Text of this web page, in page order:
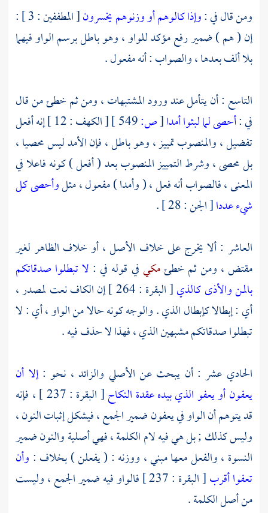
ومن قال في :وإذا كالوهم أو وزنوهم يخسرون
[ المطففين : 3 ] :
إن ( هم ) ضمير رفع مؤكد للواو ، وهو باطل برسم الواو فيهما
بلا ألف بعدها ، والصواب : أنه مفعول .
التاسع : أن يتأمل عند ورود المشتبهات ، ومن ثم خطئ من قال
في :أحصى لما لبثوا أمدا[ص:
[ الكهف : 12 ] إنه أفعل
تفضيل ، والمنصوب تمييز ، وهو باطل ، فإن الأمد ليس محصيا ،
بل محصى ، وشرط التمييز المنصوب بعد ( أفعل ) كونه فاعلا في
المعنى ، فالصواب أنه فعل ، ( وأمدا ) مفعول ، مثلوأحصى كل
شيء عددا[ الجن : 28 ] .
العاشر : ألا يخرج على خلاف الأصل ، أو خلاف الظاهر لغير
مقتض ، ومن ثم خطئمكيفي قوله في : لا تبطلوا صدقاتكم
بالمن والأذى كالذي
[ البقرة : 264 ] إن الكاف نعت لمصدر ،
أي : إبطالا كإبطال الذي . والوجه كونه حالا من الواو ، أي : لا
تبطلوا صدقاتكم مشبهين الذي ، فهذا لا حذف فيه .
الحادي عشر : أن يبحث عن الأصلي والزائد ، نحو :إلا أن
يعفون أو يعفو الذي بيده عقدة النكاح
[ البقرة : 237 ] ، فإنه
قد يتوهم أن الواو في يعفون ضمير الجمع ، فيشكل إثبات النون ،
وليس كذلك ; بل هي فيه لام الكلمة ، فهي أصلية والنون ضمير
النسوة ، والفعل معها مبني ، ووزنه : ( يفعلن ) بخلاف : وأن
تعفوا أقرب
[ البقرة : 237 ] فالواو فيه ضمير الجمع ، وليست
من أصل الكلمة .